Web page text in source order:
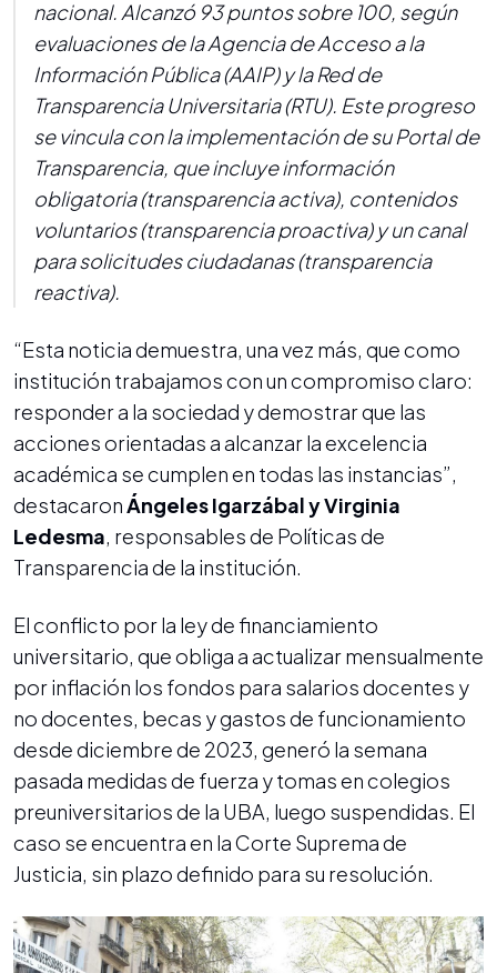
nacional. Alcanzó 93 puntos sobre 100, según
evaluaciones de la Agencia de Acceso a la
Información Pública (AAIP) y la Red de
Transparencia Universitaria (RTU). Este progreso
se vincula con la implementación de su Portal de
Transparencia, que incluye información
obligatoria (transparencia activa), contenidos
voluntarios (transparencia proactiva) y un canal
para solicitudes ciudadanas (transparencia
reactiva).
“Esta noticia demuestra, una vez más, que como
institución trabajamos con un compromiso claro:
responder a la sociedad y demostrar que las
acciones orientadas a alcanzar la excelencia
académica se cumplen en todas las instancias”,
destacaronÁngeles Igarzábal y Virginia
Ledesma, responsables de Políticas de
Transparencia de la institución.
El conflicto por la ley de financiamiento
universitario, que obliga a actualizar mensualmente
por inflación los fondos para salarios docentes y
no docentes, becas y gastos de funcionamiento
desde diciembre de 2023, generó la semana
pasada medidas de fuerza y tomas en colegios
preuniversitarios de la UBA, luego suspendidas. El
caso se encuentra en la Corte Suprema de
Justicia, sin plazo definido para su resolución.